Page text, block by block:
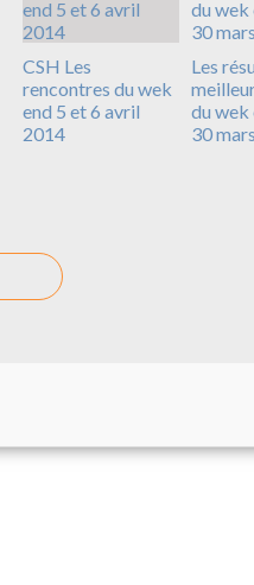
CSH Les
rencontres du wek
end 5 et 6 avril
2014
Les
du wek
30